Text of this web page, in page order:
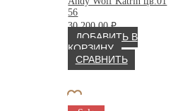
56
30 200.00₽
ДОБАВИТЬ В
КОРЗИНУ
СРАВНИТЬ